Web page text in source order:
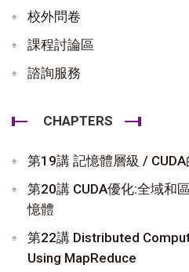
校外問卷
課程討論區
諮詢服務
CHAPTERS
第19講 記憶體層級 /
第20講 CUDA優化:全域和
憶體
第22講 Distributed
Using MapReduce